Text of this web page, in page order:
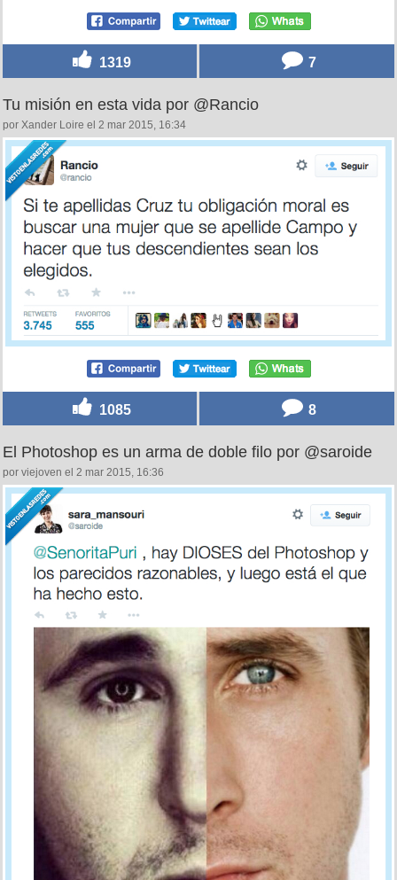
1319 7
Tu misión en esta vida por @Rancio
por Xander Loire el 2 mar 2015, 16:34
1085 8
El Photoshop es un arma de doble filo por @saroide
por viejoven el 2 mar 2015, 16:36